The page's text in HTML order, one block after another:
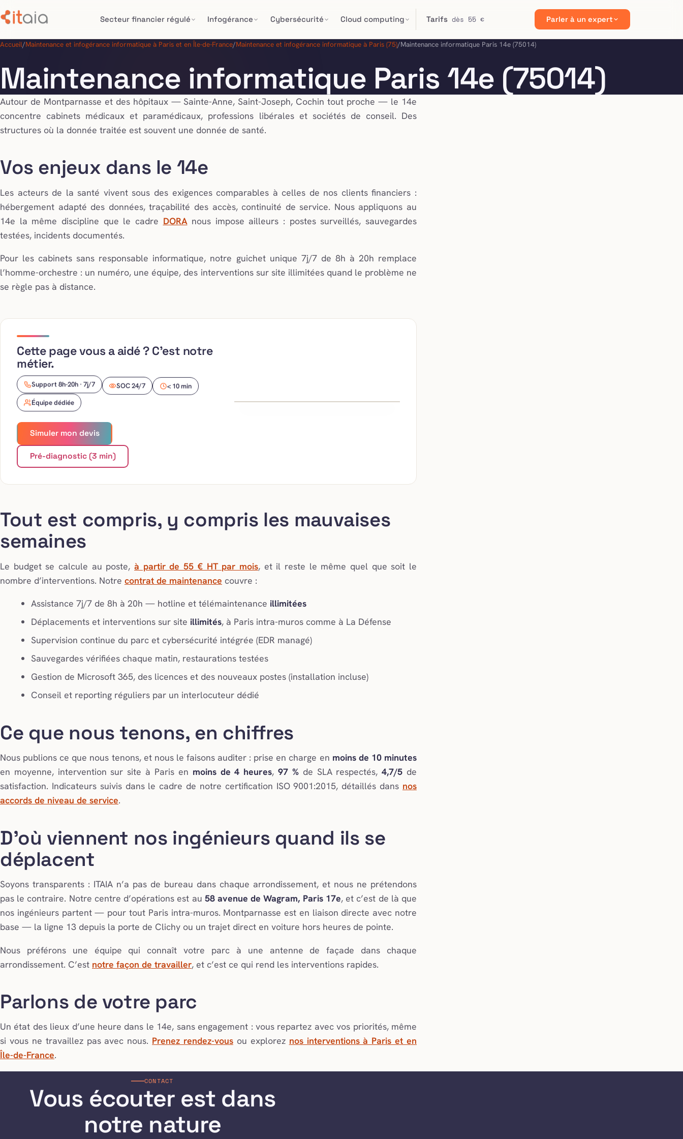
Secteur financier régulé Infogérance Cybersécurité Cloud computing Tarifs dès 55 € Parler à un expert
Accueil/Maintenance et infogérance informatique à Paris et en Île-de-France/Maintenance et infogérance informatique à Paris (75)/Maintenance informatique Paris 14e (75014)
Maintenance informatique Paris 14e (75014)
Autour de Montparnasse et des hôpitaux — Sainte-Anne, Saint-Joseph, Cochin tout proche — le 14e
concentre cabinets médicaux et paramédicaux, professions libérales et sociétés de conseil. Des
structures où la donnée traitée est souvent une donnée de santé.
Vos enjeux dans le 14e
Les acteurs de la santé vivent sous des exigences comparables à celles de nos clients financiers :
hébergement adapté des données, traçabilité des accès, continuité de service. Nous appliquons au
14e la même discipline que le cadre DORAnous impose ailleurs : postes surveillés, sauvegardes
testées, incidents documentés.
Pour les cabinets sans responsable informatique, notre guichet unique 7j/7 de 8h à 20h remplace
l’homme-orchestre : un numéro, une équipe, des interventions sur site illimitées quand le problème ne
se règle pas à distance.
Cette page vous a aidé ? C’est notre
métier.
Support 8h-20h · 7j/7 SOC 24/7 < 10 min
Équipe dédiée
Simuler mon devis
Pré-diagnostic (3 min)
Tout est compris, y compris les mauvaises
semaines
Le budget se calcule au poste,à partir de 55 € HT par mois, et il reste le même quel que soit le
nombre d’interventions. Notre contrat de maintenance couvre :
Assistance 7j/7 de 8h à 20h — hotline et télémaintenance illimitées
Déplacements et interventions sur site illimités, à Paris intra-muros comme à La Défense
Supervision continue du parc et cybersécurité intégrée (EDR managé)
Sauvegardes vérifiées chaque matin, restaurations testées
Gestion de Microsoft 365, des licences et des nouveaux postes (installation incluse)
Conseil et reporting réguliers par un interlocuteur dédié
Ce que nous tenons, en chiffres
Nous publions ce que nous tenons, et nous le faisons auditer : prise en charge en moins de 10 minutes
en moyenne, intervention sur site à Paris en moins de 4 heures,97 %de SLA respectés,4,7/5 de
satisfaction. Indicateurs suivis dans le cadre de notre certification ISO 9001:2015, détaillés dans nos
accords de niveau de service.
D’où viennent nos ingénieurs quand ils se
déplacent
Soyons transparents : ITAIA n’a pas de bureau dans chaque arrondissement, et nous ne prétendons
pas le contraire. Notre centre d’opérations est au 58 avenue de Wagram, Paris 17e, et c’est de là que
nos ingénieurs partent — pour tout Paris intra-muros. Montparnasse est en liaison directe avec notre
base — la ligne 13 depuis la porte de Clichy ou un trajet direct en voiture hors heures de pointe.
Nous préférons une équipe qui connaît votre parc à une antenne de façade dans chaque
arrondissement. C’est notre façon de travailler, et c’est ce qui rend les interventions rapides.
Parlons de votre parc
Un état des lieux d’une heure dans le 14e, sans engagement : vous repartez avec vos priorités, même
si vous ne travaillez pas avec nous. Prenez rendez-vous ou explorez nos interventions à Paris et en
Île-de-France.
CONTACT
Vous écouter est dans
notre nature